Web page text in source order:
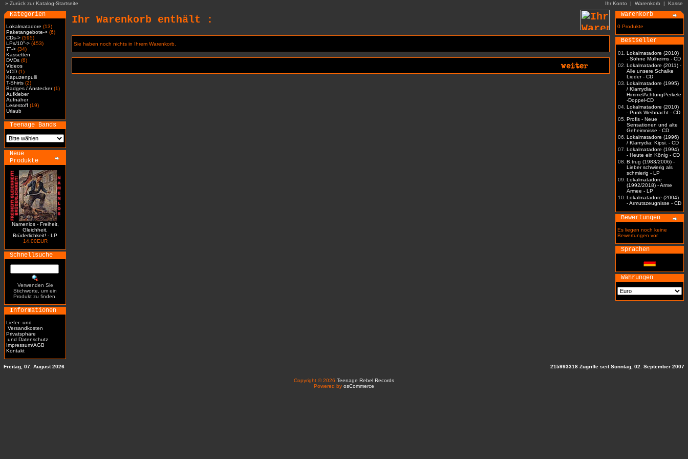
» Zurück zur Katalog-Startseite Ihr Konto | Warenkorb | Kasse
Kategorien
Lokalmatadore (13)
Paketangebote-> (6)
CDs-> (595)
LPs/10"-> (453)
7"-> (34)
Kassetten
DVDs (6)
Videos
VCD (1)
Kapuzenpulli
T-Shirts (2)
Badges / Anstecker(1)
Aufkleber
Aufnäher
Lesestoff (19)
Urlaub
Teenage Bands
Neue
Produkte
Namenlos - Freiheit,
Gleichheit,
Brüderlichkeit! - LP
14.00EUR
Schnellsuche
Verwenden Sie
Stichworte, um ein
Produkt zu finden.
Informationen
Liefer- und
Versandkosten
Privatsphäre
und Datenschutz
Impressum/AGB
Kontakt
Ihr Warenkorb enthält :
Sie haben noch nichts in Ihrem Warenkorb.
Warenkorb
0 Produkte
Bestseller
01.
Lokalmatadore (2010)
- Söhne Mülheims - CD
02. Lokalmatadore (2011) -
Alle unsere Schalke
Lieder - CD
03. Lokalmatadore (1995)
/ Klamydia:
HimmelAchtungPerkele
-Doppel-CD
04. Lokalmatadore (2010)
- Punk Weihnacht - CD
05. Profis - Neue
Sensationen und alte
Geheimnisse - CD
06. Lokalmatadore (1996)
/ Klamydia: Kipsi. - CD
07. Lokalmatadore (1994)
- Heute ein König - CD
08. B.trug (1983/2006) -
Lieber schwierig als
schmierig - LP
09. Lokalmatadore
(1992/2018) - Arme
Armee - LP
10. Lokalmatadore (2004)
- Armutszeugnisse - CD
Bewertungen
Es liegen noch keine
Bewertungen vor
Sprachen
Währungen
Freitag, 07. August 2026 215993318 Zugriffe seit Sonntag, 02. September 2007
Copyright © 2026 Teenage Rebel Records
Powered by osCommerce